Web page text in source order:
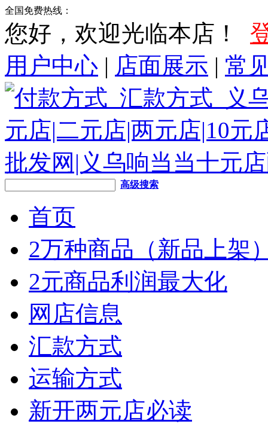
全国免费热线：
您好，欢迎光临本店！
用户中心 | 店面展示 | 常
高级搜索
首页
2万种商品（新品上架
2元商品利润最大化
网店信息
汇款方式
运输方式
新开两元店必读